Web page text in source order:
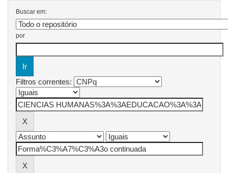
Buscar em:
por
Filtros correntes: